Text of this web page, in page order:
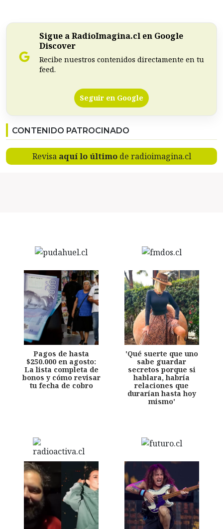
Sigue a RadioImagina.cl en Google
Discover
Recibe nuestros contenidos directamente en tu
feed.
Seguir en Google
CONTENIDO PATROCINADO
Revisa aquí lo últimode radioimagina.cl
Pagos de hasta
$250.000 en agosto:
La lista completa de
bonos y cómo revisar
tu fecha de cobro
'Qué suerte que uno
sabe guardar
secretos porque si
hablara, habría
relaciones que
durarían hasta hoy
mismo'